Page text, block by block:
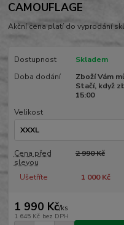
CAMOUFLAGE
Akční cena platí do vyprodání
Dostupnost
Skladem
Doba dodání
Zboží Vám
Stačí, když
15:00
Velikost
Cena před
slevou
2 990 Kč
Ušetříte 1 000 Kč
1 990 Kč/ks
1 645 Kč bez DPH